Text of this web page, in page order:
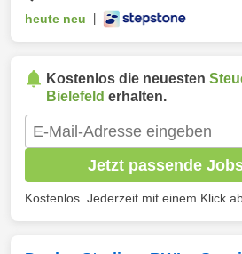
heute neu
Kostenlos die neuesten
Bielefeld erhalten.
Jetzt passende
Kostenlos. Jederzeit mit einem Klick